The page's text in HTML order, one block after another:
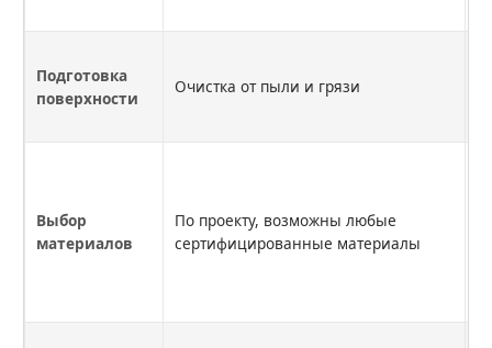
Подготовка
поверхности
Очистка от пыли и грязи
Выбор
материалов
По проекту, возможны любые
сертифицированные материалы